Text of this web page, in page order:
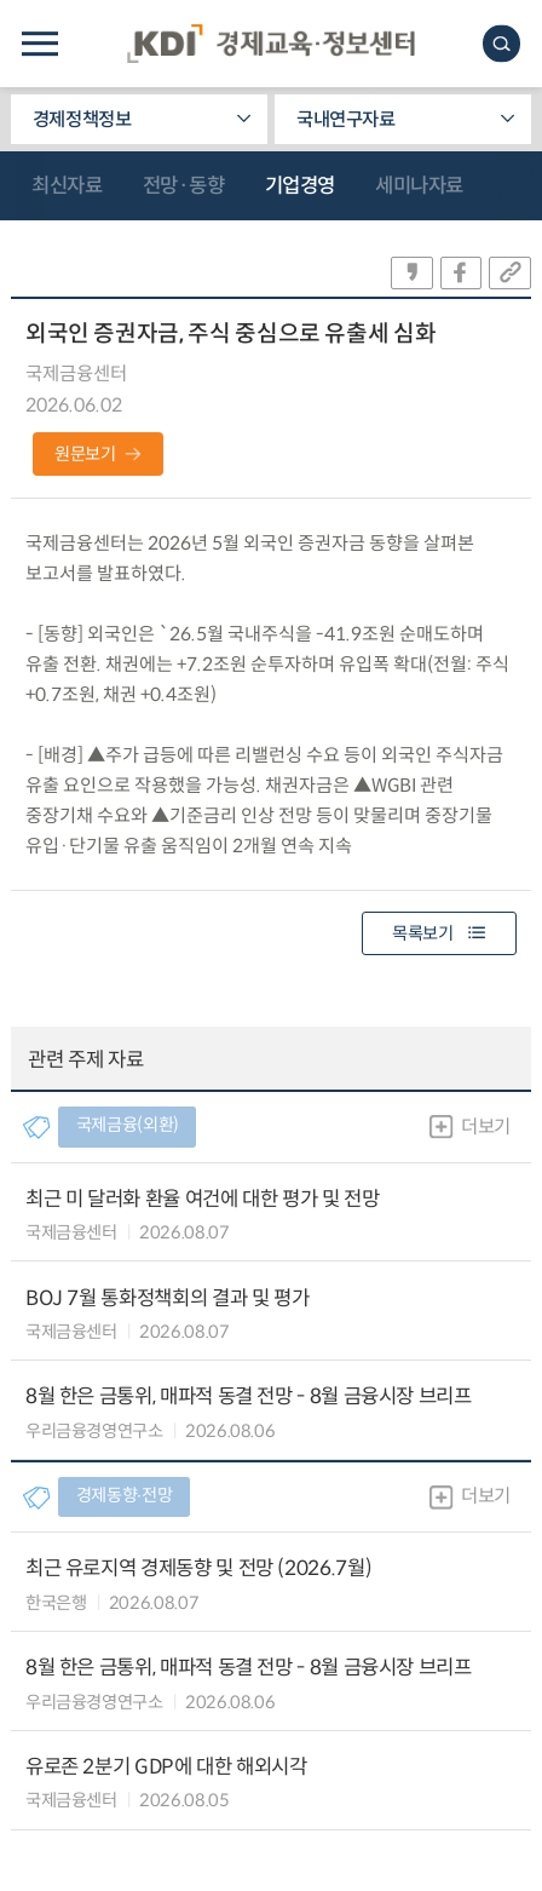
경제정책정보 국내연구자료
최신자료 전망·동향 기업경영 세미나자료
외국인 증권자금, 주식 중심으로 유출세 심화
국제금융센터
2026.06.02
원문보기
국제금융센터는 2026년 5월 외국인 증권자금 동향을 살펴본
보고서를 발표하였다.
- [동향] 외국인은 `26.5월 국내주식을 -41.9조원 순매도하며
유출 전환. 채권에는 +7.2조원 순투자하며 유입폭 확대(전월: 주식
+0.7조원, 채권 +0.4조원)
- [배경] ▲주가 급등에 따른 리밸런싱 수요 등이 외국인 주식자금
유출 요인으로 작용했을 가능성. 채권자금은 ▲WGBI 관련
중장기채 수요와 ▲기준금리 인상 전망 등이 맞물리며 중장기물
유입·단기물 유출 움직임이 2개월 연속 지속
목록보기
관련 주제 자료
국제금융(외환) 더보기
최근 미 달러화 환율 여건에 대한 평가 및 전망
국제금융센터 2026.08.07
BOJ 7월 통화정책회의 결과 및 평가
국제금융센터 2026.08.07
8월 한은 금통위, 매파적 동결 전망 - 8월 금융시장 브리프
우리금융경영연구소 2026.08.06
경제동향∙전망 더보기
최근 유로지역 경제동향 및 전망 (2026.7월)
한국은행 2026.08.07
8월 한은 금통위, 매파적 동결 전망 - 8월 금융시장 브리프
우리금융경영연구소 2026.08.06
유로존 2분기 GDP에 대한 해외시각
국제금융센터 2026.08.05